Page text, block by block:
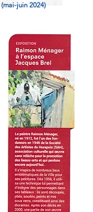
juin 2024)